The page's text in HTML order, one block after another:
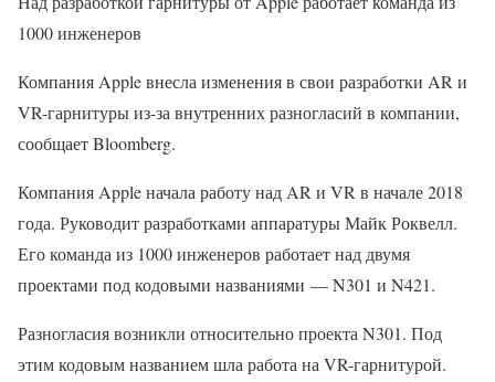
1000 инженеров
Компания Apple внесла изменения в свои разработки AR и
VR-гарнитуры из-за внутренних разногласий в компании,
сообщает Bloomberg.
Компания Apple начала работу над AR и VR в начале 2018
года. Руководит разработками аппаратуры Майк Роквелл.
Его команда из 1000 инженеров работает над двумя
проектами под кодовыми названиями — N301 и N421.
Разногласия возникли относительно проекта N301. Под
этим кодовым названием шла работа на VR-гарнитурой.